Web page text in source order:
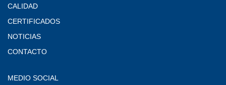
CALIDAD
CERTIFICADOS
NOTICIAS
CONTACTO
MEDIO SOCIAL